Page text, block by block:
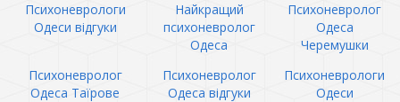
Психоневрологи
Одеси відгуки
Найкращий
психоневролог
Одеса
Психоневролог
Одеса
Черемушки
Психоневролог
Одеса Таїрове
Психоневролог
Одеса відгуки
Психоневрологи
Одеси